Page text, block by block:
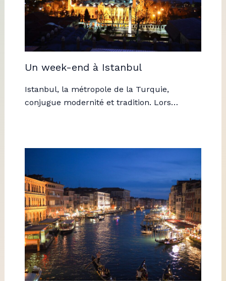
Un week-end à Istanbul
Istanbul, la métropole de la Turquie,
conjugue modernité et tradition. Lors…